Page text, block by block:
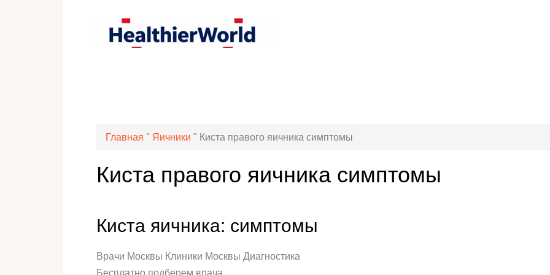
Главная " Яичники " Киста правого яичника симптомы
Киста правого яичника симптомы
Киста яичника: симптомы
Врачи Москвы Клиники Москвы Диагностика
Бесплатно подберем врача